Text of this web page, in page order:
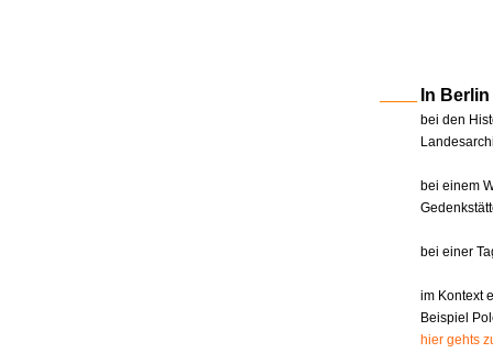
In
bei den
bei einem
bei einer
im Kontext
Beispiel
hier gehts